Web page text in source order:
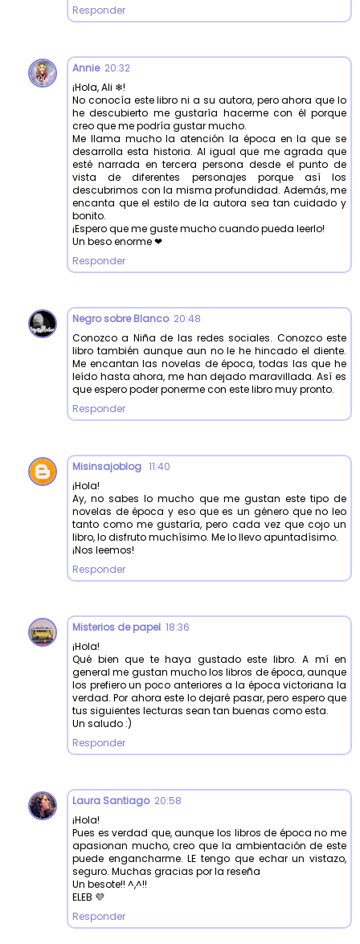
Responder
Annie 20:32
¡Hola, Ali ❄!
No conocía este libro ni a su autora, pero ahora que lo
he descubierto me gustaría hacerme con él porque
creo que me podría gustar mucho.
Me llama mucho la atención la época en la que se
desarrolla esta historia. Al igual que me agrada que
esté narrada en tercera persona desde el punto de
vista de diferentes personajes porque así los
descubrimos con la misma profundidad. Además, me
encanta que el estilo de la autora sea tan cuidado y
bonito.
¡Espero que me guste mucho cuando pueda leerlo!
Un beso enorme ❤
Responder
Negro sobre Blanco 20:48
Conozco a Niña de las redes sociales. Conozco este
libro también aunque aun no le he hincado el diente.
Me encantan las novelas de época, todas las que he
leído hasta ahora, me han dejado maravillada. Así es
que espero poder ponerme con este libro muy pronto.
Responder
Misinsajoblog 11:40
¡Hola!
Ay, no sabes lo mucho que me gustan este tipo de
novelas de época y eso que es un género que no leo
tanto como me gustaría, pero cada vez que cojo un
libro, lo disfruto muchísimo. Me lo llevo apuntadísimo.
¡Nos leemos!
Responder
Misterios de papel 18:36
¡Hola!
Qué bien que te haya gustado este libro. A mí en
general me gustan mucho los libros de época, aunque
los prefiero un poco anteriores a la época victoriana la
verdad. Por ahora este lo dejaré pasar, pero espero que
tus siguientes lecturas sean tan buenas como esta.
Un saludo :)
Responder
Laura Santiago 20:58
¡Hola!
Pues es verdad que, aunque los libros de época no me
apasionan mucho, creo que la ambientación de este
puede engancharme. LE tengo que echar un vistazo,
seguro. Muchas gracias por la reseña
Un besote!! ^,^!!
ELEB 💜
Responder